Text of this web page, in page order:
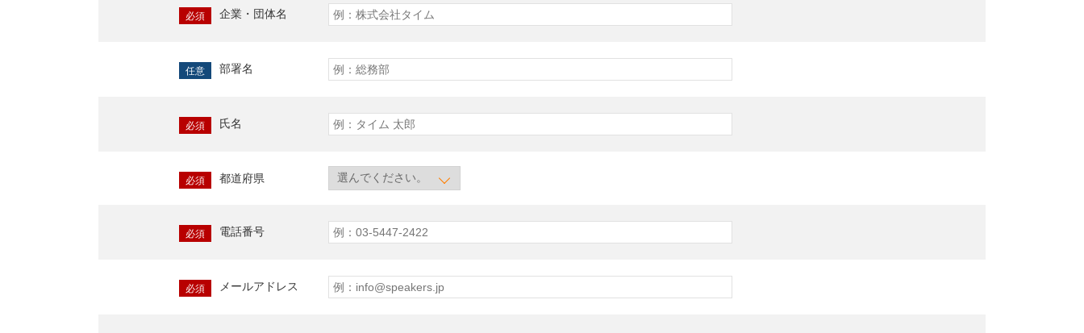
必須 企業・団体名
任意 部署名
必須 氏名
必須 都道府県
必須 電話番号
必須 メールアドレス